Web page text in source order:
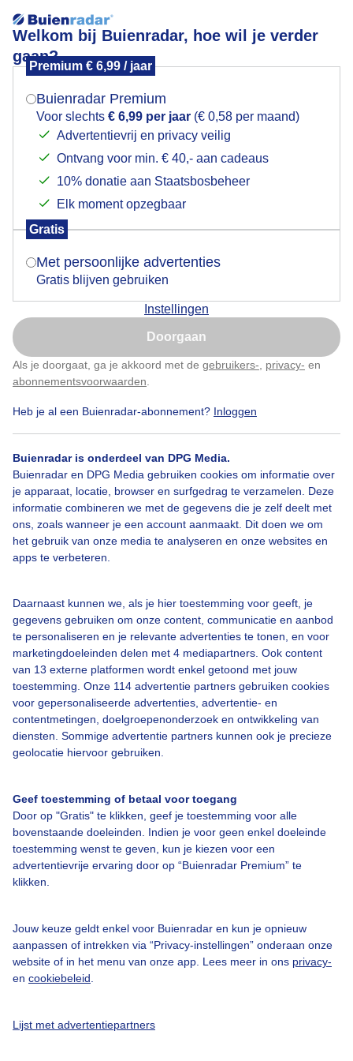
Welkom bij Buienradar, hoe wil je verder
gaan?
Premium € 6,99 / jaar
Buienradar Premium
Voor slechts € 6,99 per jaar (€ 0,58 per maand)
Advertentievrij en privacy veilig
Ontvang voor min. € 40,- aan cadeaus
10% donatie aan Staatsbosbeheer
Elk moment opzegbaar
Gratis
Met persoonlijke advertenties
Gratis blijven gebruiken
Instellingen
Doorgaan
Als je doorgaat, ga je akkoord met de gebruikers- privacy- en
abonnementsvoorwaarden
Heb je al een Buienradar-abonnement? Inloggen
Buienradar is onderdeel van DPG Media.
Buienradar en DPG Media gebruiken cookies om informatie over
je apparaat, locatie, browser en surfgedrag te verzamelen. Deze
informatie combineren we met de gegevens die je zelf deelt met
ons, zoals wanneer je een account aanmaakt. Dit doen we om
het gebruik van onze media te analyseren en onze websites en
apps te verbeteren.
Daarnaast kunnen we, als je hier toestemming voor geeft, je
gegevens gebruiken om onze content, communicatie en aanbod
te personaliseren en je relevante advertenties te tonen, en voor
marketingdoeleinden delen met 4 mediapartners. Ook content
van 13 externe platformen wordt enkel getoond met jouw
toestemming. Onze 114 advertentie partners gebruiken cookies
voor gepersonaliseerde advertenties, advertentie- en
contentmetingen, doelgroepenonderzoek en ontwikkeling van
diensten. Sommige advertentie partners kunnen ook je precieze
geolocatie hiervoor gebruiken.
Geef toestemming of betaal voor toegang
Door op "Gratis" te klikken, geef je toestemming voor alle
bovenstaande doeleinden. Indien je voor geen enkel doeleinde
toestemming wenst te geven, kun je kiezen voor een
advertentievrije ervaring door op “Buienradar Premium” te
klikken.
Jouw keuze geldt enkel voor Buienradar en kun je opnieuw
aanpassen of intrekken via “Privacy-instellingen” onderaan onze
website of in het menu van onze app. Lees meer in ons privacy-
en cookiebeleid
Lijst met advertentiepartners
Hardlopen wedstrijd!
Door: Nely V Frankenhuijzen Gemaakt: 09-11-2025, 43x bekeken
Herfst Zon Wolken
Bekijk slideshow
Over Buienradar
Bedrijfsgegevens
Contact
Toegankelijkheid
Gebruikersvoorwaarden
Adverteren
Privacy beleid
Cookie beleid
Mogen we je locatie gebruiken voor het
Indien je hier nog geen akkoord op hebt gegeven,
verschijnt er zo een pop-up uit je browser waarin
Is goed, toon de popup
Nu niet, misschien later
Klik hierom dit aan te passen